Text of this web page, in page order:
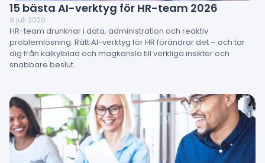
15 bästa AI-verktyg för HR-team 2026
9 juli 2026
HR-team drunknar i data, administration och reaktiv
problemlösning. Rätt AI-verktyg för HR förändrar det – och tar
dig från kalkylblad och magkänsla till verkliga insikter och
snabbare beslut.